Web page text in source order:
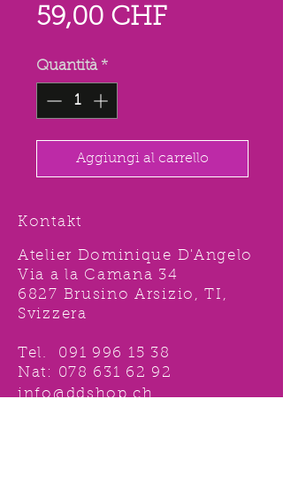
59,00 CHFPrezzo
Quantità *
Aggiungi al carrello
Kontakt
Atelier Dominique D'Angelo
Via a la Camana 34
6827 Brusino Arsizio, TI,
Svizzera
Tel. 091 996 15 38
Nat: 078 631 62 92
info@ddshop.ch